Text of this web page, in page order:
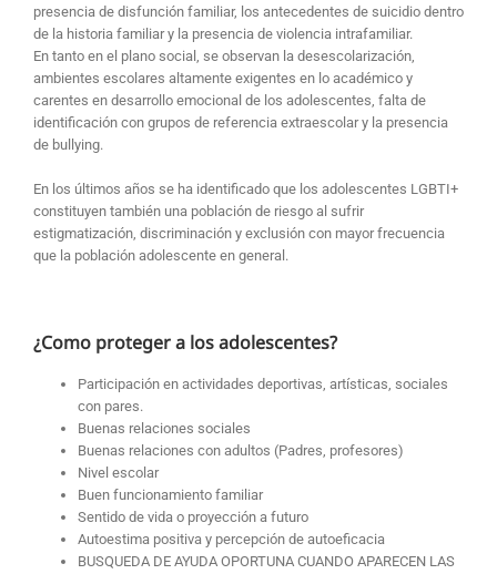
presencia de disfunción familiar, los antecedentes de suicidio dentro
de la historia familiar y la presencia de violencia intrafamiliar.
En tanto en el plano social, se observan la desescolarización,
ambientes escolares altamente exigentes en lo académico y
carentes en desarrollo emocional de los adolescentes, falta de
identificación con grupos de referencia extraescolar y la presencia
de bullying.
En los últimos años se ha identificado que los adolescentes LGBTI+
constituyen también una población de riesgo al sufrir
estigmatización, discriminación y exclusión con mayor frecuencia
que la población adolescente en general.
¿Como proteger a los adolescentes?
Participación en actividades deportivas, artísticas, sociales
con pares.
Buenas relaciones sociales
Buenas relaciones con adultos (Padres, profesores)
Nivel escolar
Buen funcionamiento familiar
Sentido de vida o proyección a futuro
Autoestima positiva y percepción de autoeficacia
BUSQUEDA DE AYUDA OPORTUNA CUANDO APARECEN LAS